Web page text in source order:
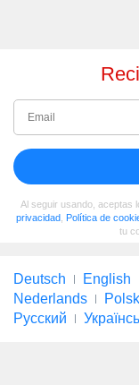
Al seguir usando, aceptas
privacidad
Política de
tu
Deutsch English
Nederlands
Русский